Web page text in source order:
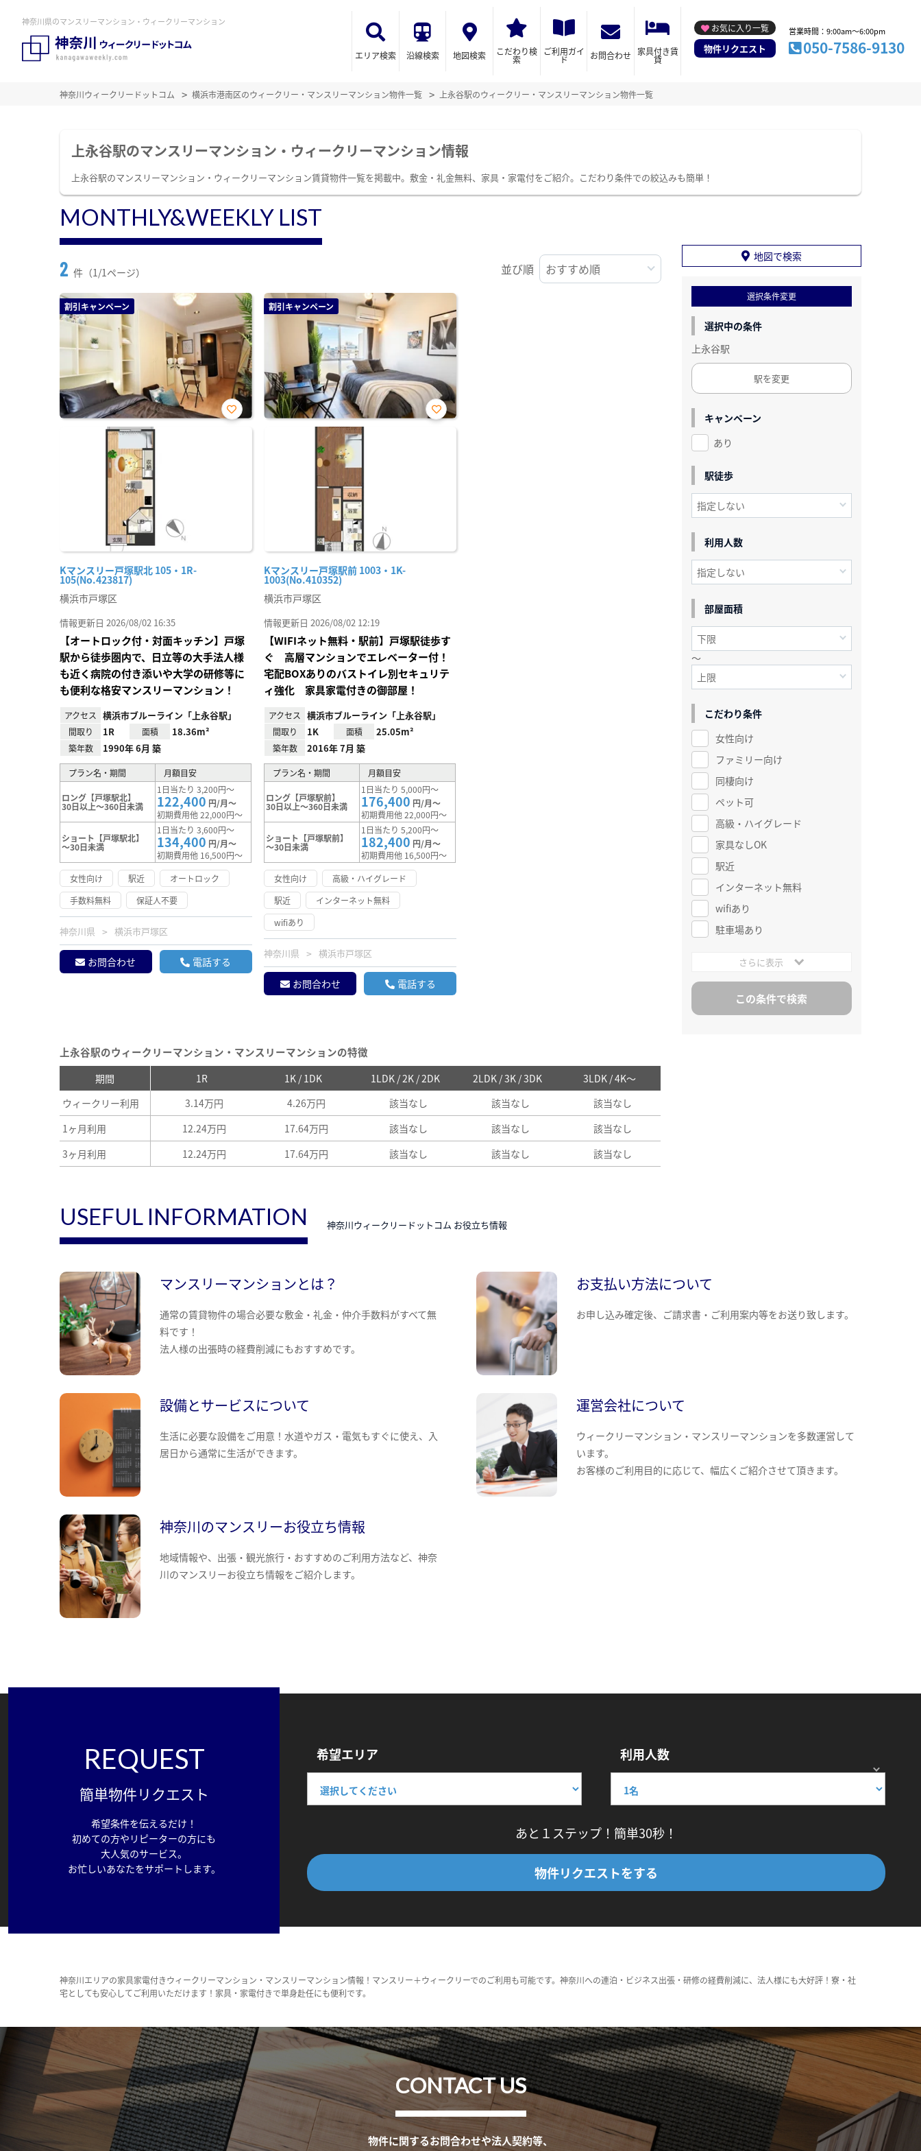
神奈川県のマンスリーマンション・ウィークリーマンション
エリア検索 沿線検索 地図検索 こだわり検
索
ご利用ガイ
ド お問合わせ 家具付き賃
貸
お気に入り一覧
物件リクエスト
営業時間：9:00am～6:00pm
050-7586-9130
神奈川ウィークリードットコム 横浜市港南区のウィークリー・マンスリーマンション物件一覧 上永谷駅のウィークリー・マンスリーマンション物件一覧
上永谷駅のマンスリーマンション・ウィークリーマンション情報
上永谷駅のマンスリーマンション・ウィークリーマンション賃貸物件一覧を掲載中。敷金・礼金無料、家具・家電付をご紹介。こだわり条件での絞込みも簡単！
MONTHLY&WEEKLY LIST
2 件（1/1ページ） 並び順
割引キャンペーン
Kマンスリー戸塚駅北 105・1R-
105(No.423817)
お気
横浜市戸塚区
情報更新日 2026/08/02 16:35
【オートロック付・対面キッチン】戸塚
駅から徒歩圏内で、日立等の大手法人様
も近く病院の付き添いや大学の研修等に
も便利な格安マンスリーマンション！
アクセス 横浜市ブルーライン「上永谷駅」
間取り 1R 面積 18.36m²
築年数 1990年 6月 築
プラン名・期間 月額目安
ロング【戸塚駅北】
30日以上～360日未満
1日当たり 3,200円～
122,400 円/月～
初期費用他 22,000円～
ショート【戸塚駅北】
～30日未満
1日当たり 3,600円～
134,400 円/月～
初期費用他 16,500円～
女性向け
駅近
オートロック
手数料無料
保証人不要
神奈川県 横浜市戸塚区
お問合わせ 電話する
割引キャンペーン
Kマンスリー戸塚駅前 1003・1K-
1003(No.410352)
お気
横浜市戸塚区
情報更新日 2026/08/02 12:19
【WIFIネット無料・駅前】戸塚駅徒歩す
ぐ 高層マンションでエレベーター付！
宅配BOXありのバストイレ別セキュリテ
ィ強化 家具家電付きの御部屋！
アクセス 横浜市ブルーライン「上永谷駅」
間取り 1K 面積 25.05m²
築年数 2016年 7月 築
プラン名・期間 月額目安
ロング【戸塚駅前】
30日以上～360日未満
1日当たり 5,000円～
176,400 円/月～
初期費用他 22,000円～
ショート【戸塚駅前】
～30日未満
1日当たり 5,200円～
182,400 円/月～
初期費用他 16,500円～
女性向け
高級・ハイグレード
駅近
インターネット無料
wifiあり
神奈川県 横浜市戸塚区
お問合わせ 電話する
上永谷駅のウィークリーマンション・マンスリーマンションの特徴
期間 1R 1K / 1DK 1LDK / 2K / 2DK 2LDK / 3K / 3DK
3LDK / 4K～
ウィークリー利用
3.14万円 4.26万円 該当なし 該当なし
該当なし
1ヶ月利用
12.24万円 17.64万円 該当なし 該当なし
該当なし
3ヶ月利用
12.24万円 17.64万円 該当なし 該当なし 該当なし
地図で検索
選択条件変更
選択中の条件
上永谷駅
駅を変更
キャンペーン
あり
駅徒歩
利用人数
部屋面積
～
こだわり条件
女性向け
ファミリー向け
同棲向け
ペット可
高級・ハイグレード
家具なしOK
駅近
インターネット無料
wifiあり
駐車場あり
さらに表示
USEFUL INFORMATION 神奈川ウィークリードットコム お役立ち情報
マンスリーマンションとは？
通常の賃貸物件の場合必要な敷金・礼金・仲介手数料がすべて無
料です！
法人様の出張時の経費削減にもおすすめです。
お支払い方法について
お申し込み確定後、ご請求書・ご利用案内等をお送り致します。
設備とサービスについて
生活に必要な設備をご用意！水道やガス・電気もすぐに使え、入
居日から通常に生活ができます。
運営会社について
ウィークリーマンション・マンスリーマンションを多数運営して
います。
お客様のご利用目的に応じて、幅広くご紹介させて頂きます。
神奈川のマンスリーお役立ち情報
地域情報や、出張・観光旅行・おすすめのご利用方法など、神奈
川のマンスリーお役立ち情報をご紹介します。
REQUEST
簡単物件リクエスト
希望条件を伝えるだけ！
初めての方やリピーターの方にも
大人気のサービス。
お忙しいあなたをサポートします。
希望エリア 利用人数
あと１ステップ！簡単30秒！
物件リクエストをする
神奈川エリアの家具家電付きウィークリーマンション・マンスリーマンション情報！マンスリー＋ウィークリーでのご利用も可能です。神奈川への連泊・ビジネス出張・研修の経費削減に、法人様にも大好評！寮・社
宅としても安心してご利用いただけます！家具・家電付きで単身赴任にも便利です。
CONTACT US
物件に関するお問合わせや法人契約等、